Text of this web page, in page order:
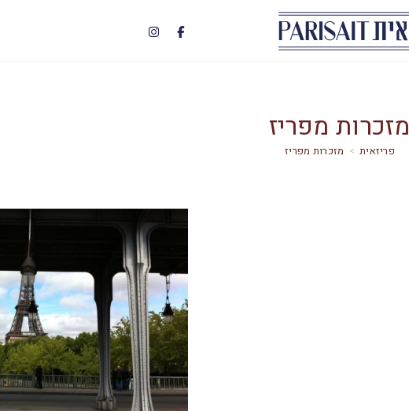
מזכרות מפריז
> מזכרות מפריז